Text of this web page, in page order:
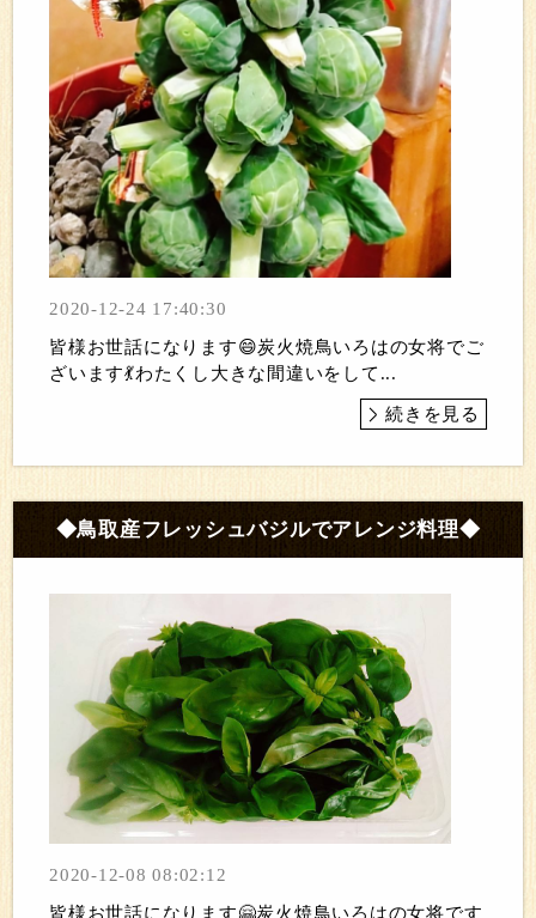
2020-12-24 17:40:30
皆様お世話になります😄炭火焼鳥いろはの女将でご
ざいます💃わたくし大きな間違いをして...
続きを見る
◆鳥取産フレッシュバジルでアレンジ料理◆
2020-12-08 08:02:12
皆様お世話になります🤗炭火焼鳥いろはの女将です